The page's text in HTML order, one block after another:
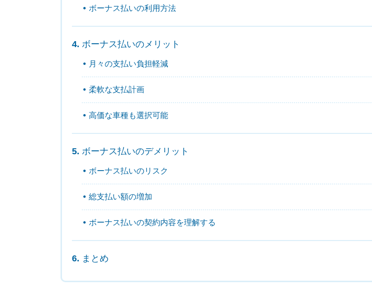
ボーナス払いの利用方法
ボーナス払いのメリット
月々の支払い負担軽減
柔軟な支払計画
高価な車種も選択可能
ボーナス払いのデメリット
ボーナス払いのリスク
総支払い額の増加
ボーナス払いの契約内容を理解する
まとめ